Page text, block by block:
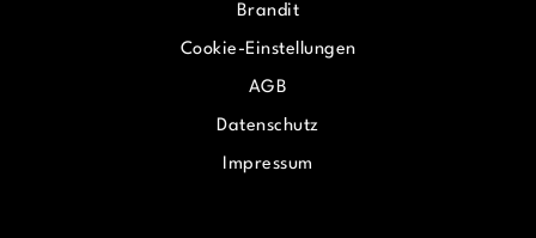
Brandit
Cookie-Einstellungen
AGB
Datenschutz
Impressum